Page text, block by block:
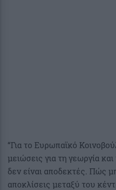
“Για το Ευρωπαϊκό
μειώσεις για τη γεωργία
δεν είναι αποδεκτές. Πώς
αποκλίσεις μεταξύ του